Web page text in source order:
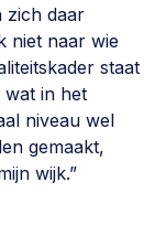
zich daar
niet naar wie
staat
wat in het
niveau wel
gemaakt,
wijk.”